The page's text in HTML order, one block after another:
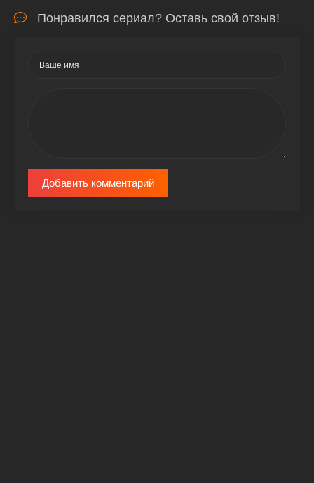
Понравился сериал? Оставь свой отзыв!
Добавить комментарий